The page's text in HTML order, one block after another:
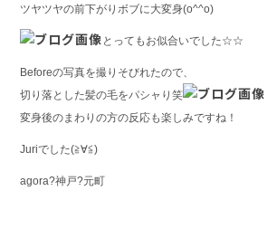
ツヤツヤの前下がりボブに大変身(o^^o)
とってもお似合いでした☆☆
Beforeの写真を撮りそびれたので、
切り落とした髪の毛をパシャり笑
変身後のまわりの方の反応も楽しみですね！
Juriでした(≧∀≦)
agora?神戸?元町